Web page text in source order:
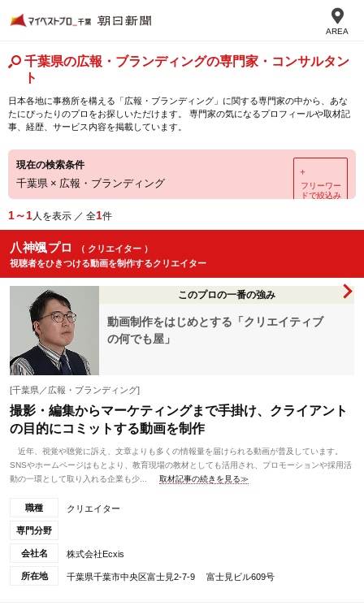
AREA
千葉県の広報・ブランディングの専門家・コンサルタン
ト
日本各地に事務所を構える「広報・ブランディング」に関する専門家の中から、あな
たにぴったりのプロをお探しいただけます。 専門家の気になるプロフィールや取材記
事、経歴、サービス内容を掲載しています。
現在の検索条件
千葉県 × 広報・ブランディング
＋
フリーワー
ドで絞込み
1～1人を表示 ／ 全1件
八神颯プロ
（ クリエイター ）
視聴者をひきつける動画を制作するクリエイター
このプロの一番の強み
動画制作をはじめとする「クリエイティブ
の何でも屋」
[千葉県／広報・ブランディング]
撮影・編集からマーケティングまで手掛け、クライアント
の目的にコミットする動画を制作
近年、視覚や聴覚に訴え、文章よりも多くの情報量を届けられる動画が普及しています。
SNSやホームページはもとより、教育現場の教材としても活用され、プロモーションや採用活
動の一環として取り入れる企業も少...
取材記事の続きを見る≫
職種 クリエイター
専門分野
会社名 株式会社Ecxis
所在地 千葉県千葉市中央区富士見2-7-9 富士見ビル609号